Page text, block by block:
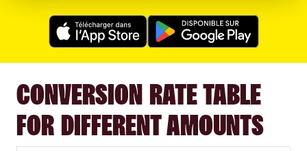
CONVERSION RATE TABLE
FOR DIFFERENT AMOUNTS